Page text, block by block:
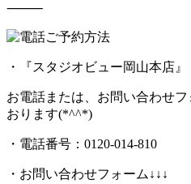
⸻
ご予約方法
・『スタジオビュー岡山本店』
お電話または、お問い合わせ
おります(*^^*)
・電話番号：0120-014-810
・お問い合わせフォーム↓↓↓